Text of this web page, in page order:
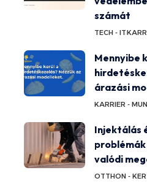
számát
TECH - IT
Mennyibe
árazási
KARRIER -
Injektálás
valódi
OTTHON -